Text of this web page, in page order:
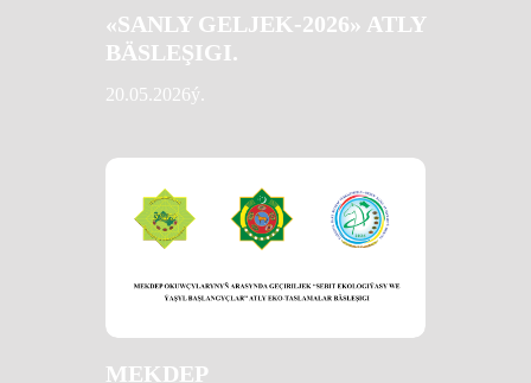
«SANLY GELJEK-2026» ATLY
BÄSLEŞIGI.
20.05.2026ý.
MEKDEP